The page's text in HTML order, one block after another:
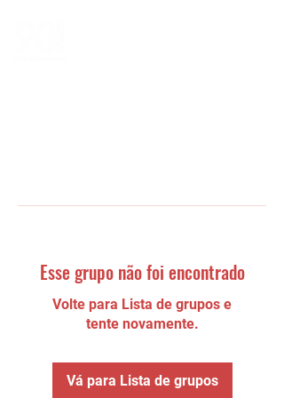
Esse grupo não foi encontrado
Volte para Lista de grupos e
tente novamente.
Vá para Lista de grupos